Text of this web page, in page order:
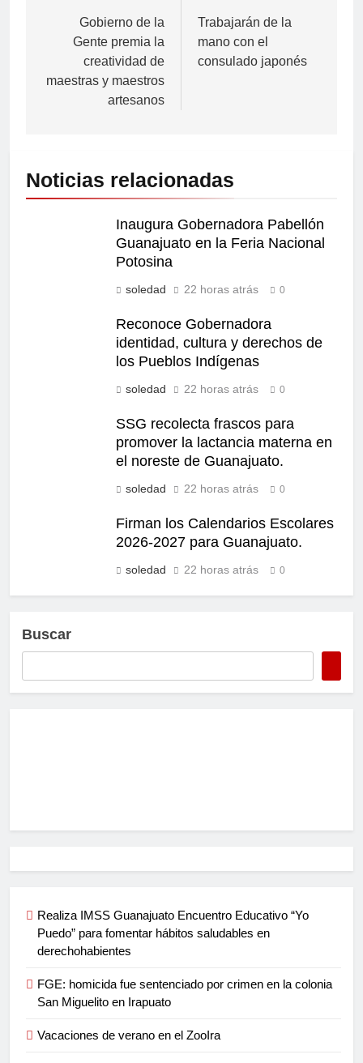
Gobierno de la
Gente premia la
creatividad de
maestras y maestros
artesanos
Trabajarán de la
mano con el
consulado japonés
Noticias relacionadas
Inaugura Gobernadora Pabellón
Guanajuato en la Feria Nacional
Potosina
soledad 22 horas atrás 0
Reconoce Gobernadora
identidad, cultura y derechos de
los Pueblos Indígenas
soledad 22 horas atrás 0
SSG recolecta frascos para
promover la lactancia materna en
el noreste de Guanajuato.
soledad 22 horas atrás 0
Firman los Calendarios Escolares
2026-2027 para Guanajuato.
soledad 22 horas atrás 0
Buscar
Realiza IMSS Guanajuato Encuentro Educativo “Yo
Puedo” para fomentar hábitos saludables en
derechohabientes
FGE: homicida fue sentenciado por crimen en la colonia
San Miguelito en Irapuato
Vacaciones de verano en el ZooIra